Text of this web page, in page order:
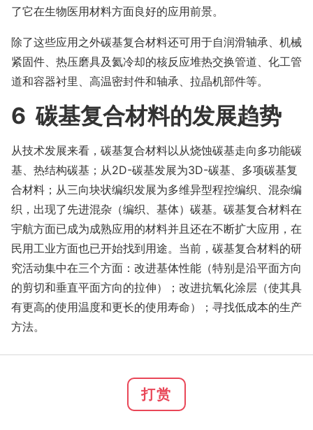
了它在生物医用材料方面良好的应用前景。
除了这些应用之外碳基复合材料还可用于自润滑轴承、机械
紧固件、热压磨具及氦冷却的核反应堆热交换管道、化工管
道和容器衬里、高温密封件和轴承、拉晶机部件等。
6 碳基复合材料的发展趋势
从技术发展来看，碳基复合材料以从烧蚀碳基走向多功能碳
基、热结构碳基；从2D-碳基发展为3D-碳基、多项碳基复
合材料；从三向块状编织发展为多维异型程控编织、混杂编
织，出现了先进混杂（编织、基体）碳基。碳基复合材料在
宇航方面已成为成熟应用的材料并且还在不断扩大应用，在
民用工业方面也已开始找到用途。当前，碳基复合材料的研
究活动集中在三个方面：改进基体性能（特别是沿平面方向
的剪切和垂直平面方向的拉伸）；改进抗氧化涂层（使其具
有更高的使用温度和更长的使用寿命）；寻找低成本的生产
方法。
打赏